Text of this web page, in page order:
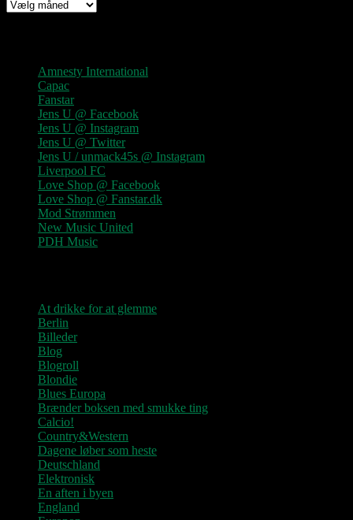
Arkiv
Amnesty International
Capac
Fanstar
Jens U @ Facebook
Jens U @ Instagram
Jens U @ Twitter
Jens U / unmack45s @ Instagram
Liverpool FC
Love Shop @ Facebook
Love Shop @ Fanstar.dk
Mod Strømmen
New Music United
PDH Music
At drikke for at glemme
Berlin
Billeder
Blog
Blogroll
Blondie
Blues Europa
Brænder boksen med smukke ting
Calcio!
Country&Western
Dagene løber som heste
Deutschland
Elektronisk
En aften i byen
England